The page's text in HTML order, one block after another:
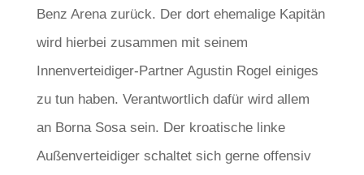
Benz Arena zurück. Der dort ehemalige Kapitän
wird hierbei zusammen mit seinem
Innenverteidiger-Partner Agustin Rogel einiges
zu tun haben. Verantwortlich dafür wird allem
an Borna Sosa sein. Der kroatische linke
Außenverteidiger schaltet sich gerne offensiv